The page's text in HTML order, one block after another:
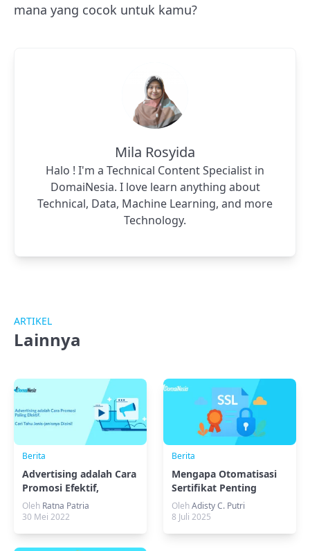
mana yang cocok untuk kamu?
Mila Rosyida
Halo ! I'm a Technical Content Specialist in
DomaiNesia. I love learn anything about
Technical, Data, Machine Learning, and more
Technology.
ARTIKEL
Lainnya
Berita
Advertising adalah Cara
Promosi Efektif,
Temukan Jenisnya!
Oleh Ratna Patria
30 Mei 2022
Berita
Mengapa Otomatisasi
Sertifikat Penting
untuk Keamanan SSL?
OlehAdisty C. Putri
8 Juli 2025